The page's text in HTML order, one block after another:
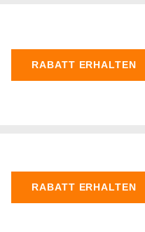
RABATT ERHALTEN
RABATT ERHALTEN